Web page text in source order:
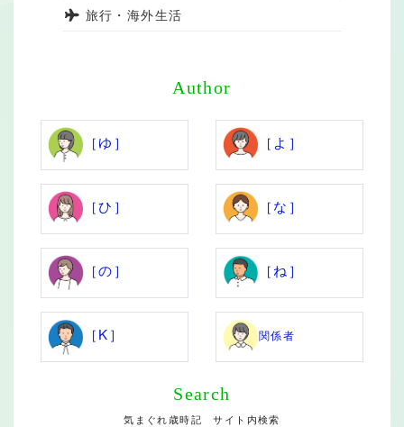
旅行・海外生活
Author
［ゆ］ ［よ］
［ひ］ ［な］
［の］ ［ね］
［K］ 関係者
Search
気まぐれ歳時記 サイト内検索